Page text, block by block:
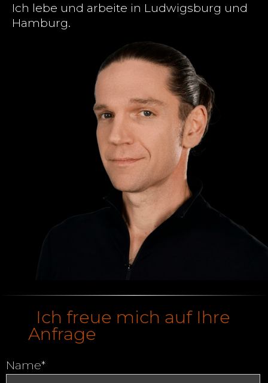
Ich lebe und arbeite in Ludwigsburg und
Hamburg.
Ich freue mich auf Ihre
Anfrage
Name*